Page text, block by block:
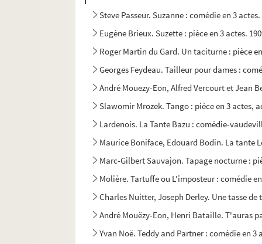
Steve Passeur. Suzanne : comédie en 3 actes.
Eugène Brieux. Suzette : pièce en 3 actes.
Roger Martin du Gard. Un taciturne : pièce
Georges Feydeau. Tailleur pour dames :
André Mouezy-Eon, Alfred Vercourt et Jean
Slawomir Mrozek. Tango : pièce en 3 actes,
Lardenois. La Tante Bazu : comédie-
Maurice Boniface, Edouard Bodin. La tante
Marc-Gilbert Sauvajon. Tapage nocturne :
Molière. Tartuffe ou L'imposteur : comédie
Charles Nuitter, Joseph Derley. Une tasse de
André Mouëzy-Eon, Henri Bataille. T'auras
Yvan Noë. Teddy and Partner : comédie en 3